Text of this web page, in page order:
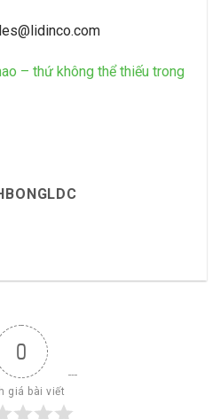
– thứ không thể thiếu trong
0
giá bài viết